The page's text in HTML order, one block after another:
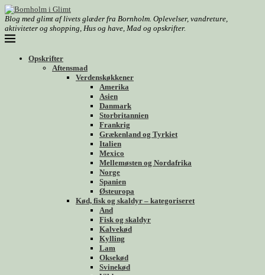
Blog med glimt af livets glæder fra Bornholm. Oplevelser, vandreture,
aktiviteter og shopping, Hus og have, Mad og opskrifter.
Opskrifter
Aftensmad
Verdenskøkkener
Amerika
Asien
Danmark
Storbritannien
Frankrig
Grækenland og Tyrkiet
Italien
Mexico
Mellemøsten og Nordafrika
Norge
Spanien
Østeuropa
Kød, fisk og skaldyr – kategoriseret
And
Fisk og skaldyr
Kalvekød
Kylling
Lam
Oksekød
Svinekød